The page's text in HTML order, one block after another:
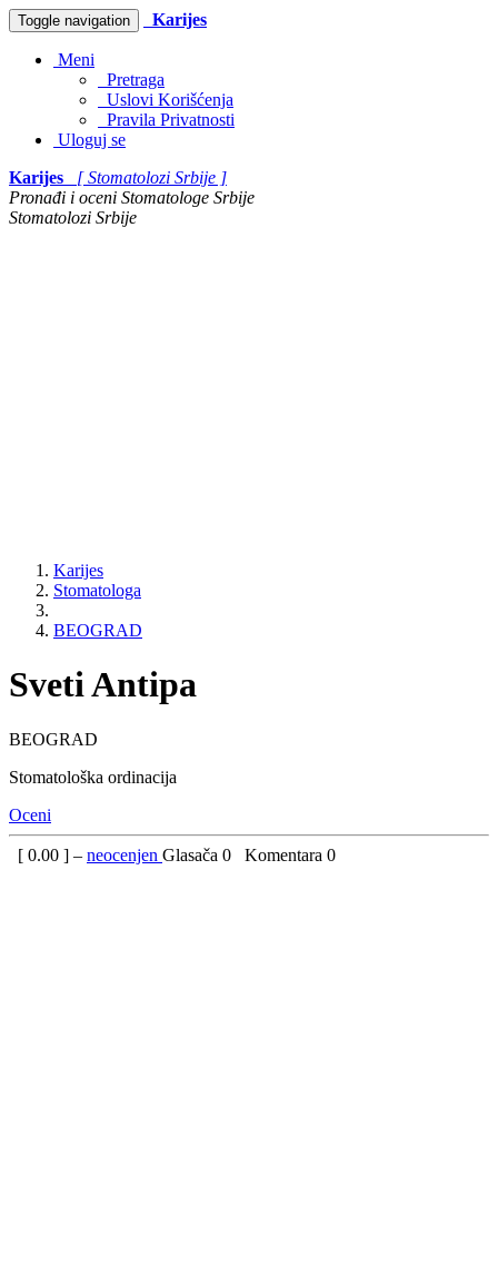
Toggle navigation Karijes
Meni
Pretraga
Uslovi Korišćenja
Pravila Privatnosti
Uloguj se
Karijes
[ Stomatolozi Srbije ]
Pronađi i oceni Stomatologe Srbije
Stomatolozi Srbije
Karijes
Stomatologa
BEOGRAD
Sveti Antipa
BEOGRAD
Stomatološka ordinacija
Oceni
[ 0.00 ] – neocenjen Glasača 0 Komentara 0